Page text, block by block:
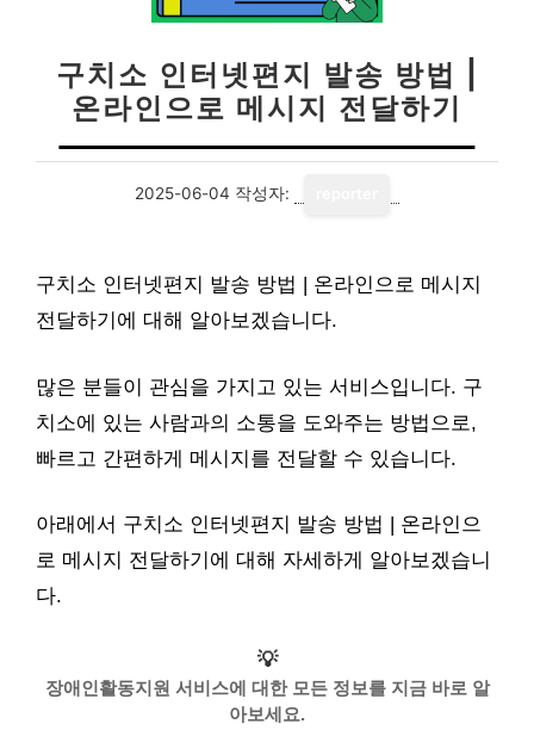
구치소 인터넷편지 발송 방법 |
온라인으로 메시지 전달하기
2025-06-04 작성자:
구치소 인터넷편지 발송 방법 | 온라인으로 메시지
전달하기에 대해 알아보겠습니다.
많은 분들이 관심을 가지고 있는 서비스입니다. 구
치소에 있는 사람과의 소통을 도와주는 방법으로,
빠르고 간편하게 메시지를 전달할 수 있습니다.
아래에서 구치소 인터넷편지 발송 방법 | 온라인으
로 메시지 전달하기에 대해 자세하게 알아보겠습니
다.
💡
장애인활동지원 서비스에 대한 모든 정보를 지금 바로 알
아보세요.